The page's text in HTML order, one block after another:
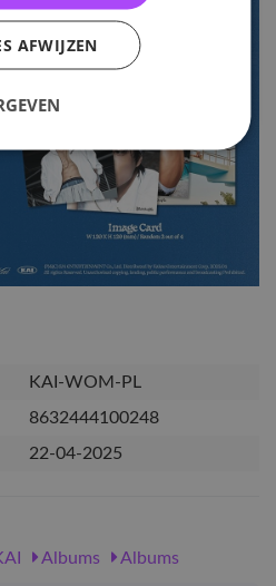
KAI-WOM-PL
8632444100248
22-04-2025
Albums Albums
AFWIJZEN